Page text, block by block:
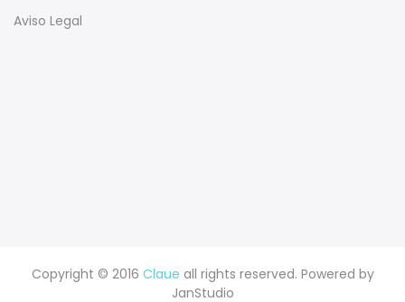
Aviso Legal
Copyright © 2016 Claue all rights reserved. Powered by
JanStudio